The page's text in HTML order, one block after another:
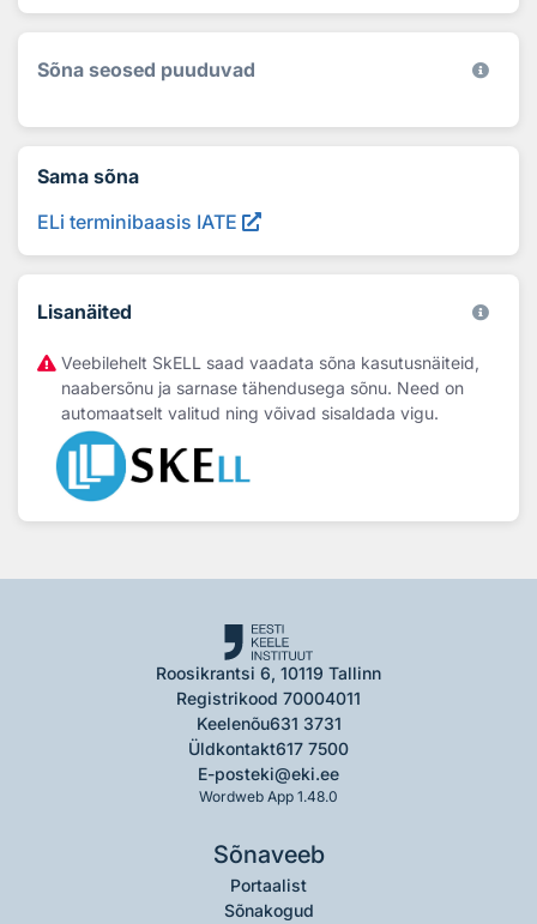
Sõna seosed puuduvad
Sama sõna
ELi terminibaasis IATE
Lisanäited
Veebilehelt SkELL saad vaadata sõna kasutusnäiteid,
naabersõnu ja sarnase tähendusega sõnu. Need on
automaatselt valitud ning võivad sisaldada vigu.
Roosikrantsi 6, 10119 Tallinn
Registrikood 70004011
Keelenõu631 3731
Üldkontakt617 7500
E-posteki@eki.ee
Wordweb App 1.48.0
Sõnaveeb
Portaalist
Sõnakogud